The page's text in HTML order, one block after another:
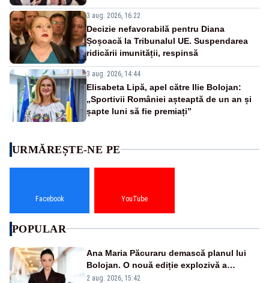
3 aug. 2026, 16:22
Decizie nefavorabilă pentru Diana
Șoșoacă la Tribunalul UE. Suspendarea
ridicării imunității, respinsă
3 aug. 2026, 14:44
Elisabeta Lipă, apel către Ilie Bolojan:
„Sportivii României așteaptă de un an și
șapte luni să fie premiați”
URMĂREȘTE-NE PE
Facebook YouTube
POPULAR
Ana Maria Păcuraru demască planul lui
Bolojan. O nouă ediție explozivă a
emisiunii „Miza Zilei” la Realitatea PLUS
2 aug. 2026, 15:42